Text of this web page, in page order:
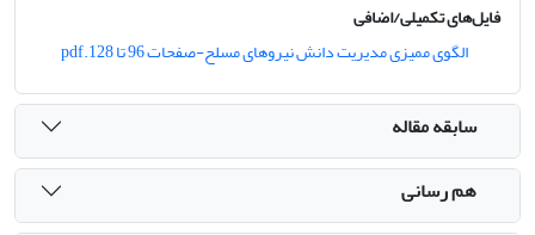
فایل‌های تکمیلی/اضافی
الگوی ممیزی مدیریت دانش نیروهای مسلح-صفحات 96 تا 128.pdf
سابقه مقاله
هم رسانی